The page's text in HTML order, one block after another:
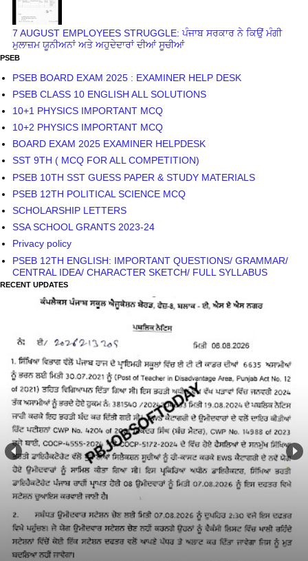
7 AUGUST EMPLOYEES STRUGGLE: ਪੰਜਾਬ ਸਰਕਾਰ ਨੇ ਕਿਉਂ ਮੰਗੀ
ਮੁਲਾਜ਼ਮ ਯੂਨੀਅਨਾਂ ਅਤੇ ਅਹੁਦੇਦਾਰਾਂ ਦੀਆਂ ਸੂਚੀਆਂ
PSEB
PSEB BOARD EXAM 2025 : EXAMINER HELP DESK
PSEB CLASS 10 ENGLISH ALL SOLUTIONS
10+1 PHYSICS IMPORTANT MCQ
10+2 PHYSICS IMPORTANT MCQ
BOARD EXAM 2025 EXAMINER HELPDESK
SST 9TH ( MCQ FOR ALL COMPETITION)
PSEB 10TH SST GUESS PAPER & STUDY MATERIALS
PSEB 12TH POLITICAL SCIENCE MCQ
SCHOLARSHIP LETTERS
SSA SCHOOL GRANTS 2023-24
Privacy policy
PSEB 12TH ENGLISH: IMPORTANT QUESTIONS/ GRAMMAR/
CENTRAL IDEA/ CHARACTER SKETCH/ FULL SYLLABUS
RECENT UPDATES